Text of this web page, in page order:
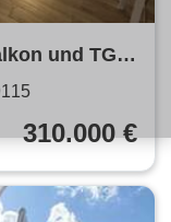
und TG
310.000 €